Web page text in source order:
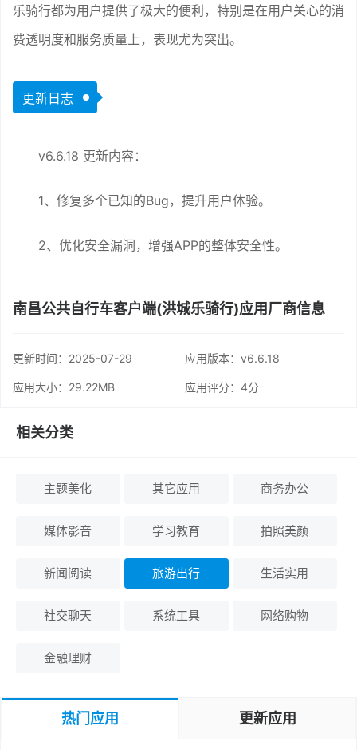
乐骑行都为用户提供了极大的便利，特别是在用户关心的消
费透明度和服务质量上，表现尤为突出。
更新日志
v6.6.18 更新内容：
1、修复多个已知的Bug，提升用户体验。
2、优化安全漏洞，增强APP的整体安全性。
南昌公共自行车客户端(洪城乐骑行)应用厂商信息
更新时间： 2025-07-29 应用版本：v6.6.18
应用大小：29.22MB 应用评分： 4分
相关分类
主题美化 其它应用 商务办公
媒体影音 学习教育 拍照美颜
新闻阅读 旅游出行 生活实用
社交聊天 系统工具 网络购物
金融理财
热门应用 更新应用